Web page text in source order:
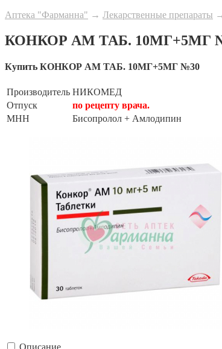
Аптека "Фарманна" → Лекарственные препараты
КОНКОР АМ ТАБ. 10МГ+5МГ
Купить КОНКОР АМ ТАБ. 10МГ+5МГ №30
Производитель НИКОМЕД
Отпуск
по рецепту врача.
МНН
Бисопролол + Амлодипин